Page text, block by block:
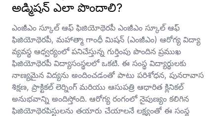
అడ్మిషన్ ఎలా పొందాలి?
ఎంజీఎం స్కూల్ ఆఫ్ ఫిజియోథెరపీ ఎంజీఎం స్కూల్ ఆఫ్
ఫిజియోథెరపీ, మహాత్మా గాంధీ మిషన్ (ఎంజీఎం) ఆరోగ్య విద్యా
వ్యవస్థ ఆధ్వర్యంలో పనిచేస్తున్న గుర్తింపు పొందిన ప్రముఖ
ఫిజియోథెరపీ విద్యాసంస్థలలో ఒకటి. ఈ సంస్థ విద్యార్థులకు
నాణ్యమైన విద్యను అందించడంతో పాటు పరిశోధన, పునరావాస
శిక్షణ, ప్రాక్టికల్ లెర్నింగ్ మరియు ఆసుపత్రి ఆధారిత క్లినికల్
అనుభవాన్ని అందిస్తోంది. ఆరోగ్య రంగంలో నైపుణ్యం కలిగిన
ఫిజియోథెరపిస్టులను తయారు చేయాలనే లక్ష్యంతో ఈ సంస్థ